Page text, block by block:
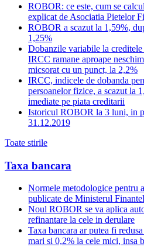
ROBOR: ce este, cum se
explicat de Asociatia Pietelor
ROBOR a scazut la 1,59%,
1,25%
Dobanzile variabile la
IRCC ramane aproape
micsorat cu un punct, la 2,2%
IRCC, indicele de dobanda
persoanelor fizice, a scazut la
imediate pe piata creditarii
Istoricul ROBOR la 3 luni, in
31.12.2019
Toate stirile
Taxa bancara
Normele metodologice pentru
publicate de Ministerul
Noul ROBOR se va aplica
refinantare la cele in derulare
Taxa bancara ar putea fi
mari si 0,2% la cele mici, insa